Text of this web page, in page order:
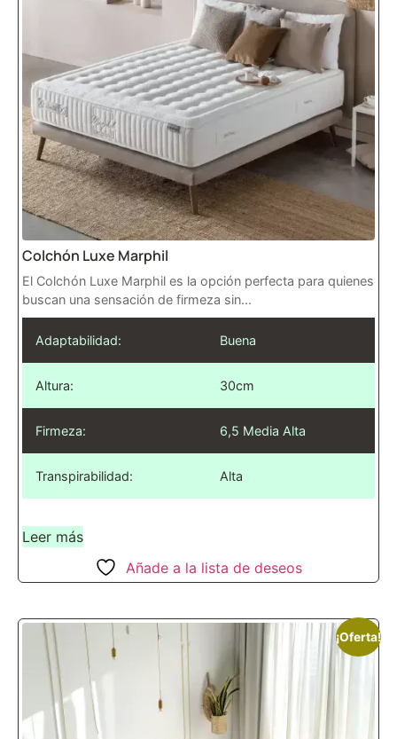
Colchón Luxe Marphil
El Colchón Luxe Marphil es la opción perfecta para quienes
buscan una sensación de firmeza sin...
Adaptabilidad: Buena
Altura: 30cm
Firmeza: 6,5 Media Alta
Transpirabilidad: Alta
Leer más
Añade a la lista de deseos
¡Oferta!